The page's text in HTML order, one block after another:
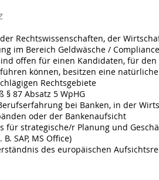
Rechtswissenschaften, der
im Bereich Geldwäsche / Compliance
offen für einen Kandidaten, für
können, besitzen eine
Rechtsgebiete
§ 87 Absatz 5 WpHG
bei Banken, in der
oder der Bankenaufsicht
für strategische/r Planung und
SAP, MS Office)
des europäischen